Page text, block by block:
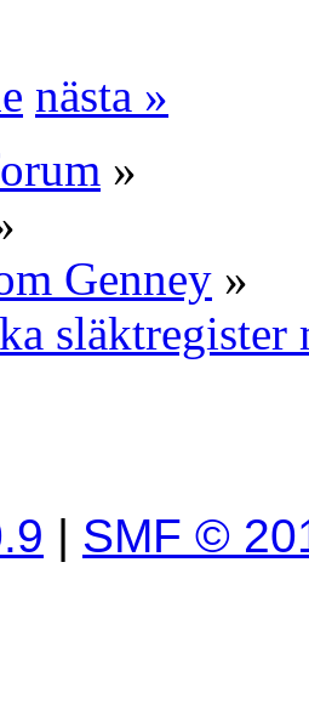
nästa »
»
Genney »
släktregister
| SMF ©